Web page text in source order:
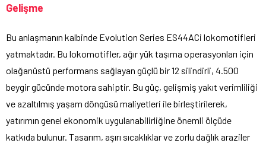
Gelişme
Bu anlaşmanın kalbinde Evolution Series ES44ACi lokomotifleri
yatmaktadır. Bu lokomotifler, ağır yük taşıma operasyonları için
olağanüstü performans sağlayan güçlü bir 12 silindirli, 4.500
beygir gücünde motora sahiptir. Bu güç, gelişmiş yakıt verimliliği
ve azaltılmış yaşam döngüsü maliyetleri ile birleştirilerek,
yatırımın genel ekonomik uygulanabilirliğine önemli ölçüde
katkıda bulunur. Tasarım, aşırı sıcaklıklar ve zorlu dağlık araziler